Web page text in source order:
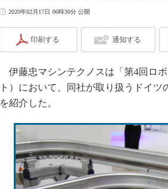
2020年02月17日 06時30分 公開
印刷する 通知する
伊藤忠マシンテクノスは「第4回ロボ
ト）において、同社が取り扱うドイツ
を紹介した。